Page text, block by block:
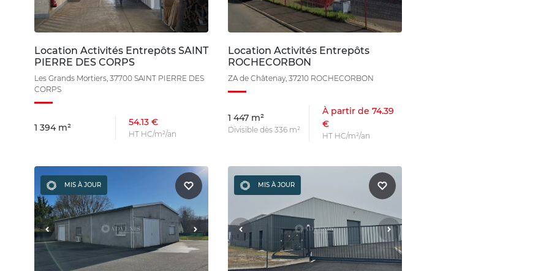
Location Activités Entrepôts SAINT
PIERRE DES CORPS
Les Grands Mortiers, 37700 SAINT PIERRE DES
CORPS
1 394 m² 54.13 €
HT HC/m²/an
Location Activités Entrepôts
ROCHECORBON
ZA de Châtenay, 37210 ROCHECORBON
1 447 m²
Divisible dès 336 m²
À partir de 74.39
€
HT HC/m²/an
MIS À JOUR MIS À JOUR